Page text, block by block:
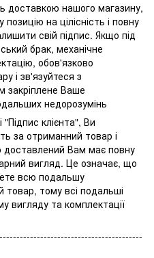
доставкою нашого магазину,
на цілісність і повну
свій підпис. Якщо під
брак, механічне
обов'язково
і зв'язуйтеся з
закріплене Ваше
недорозумінь
клієнта", Ви
за отриманний товар і
Вам має повну
вигляд. Це означає, що
всю подальшу
товар, тому всі подальші
вигляду та комплектації